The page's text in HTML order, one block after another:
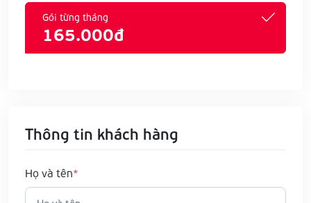
Gói từng tháng
165.000đ
Thông tin khách hàng
Họ và tên